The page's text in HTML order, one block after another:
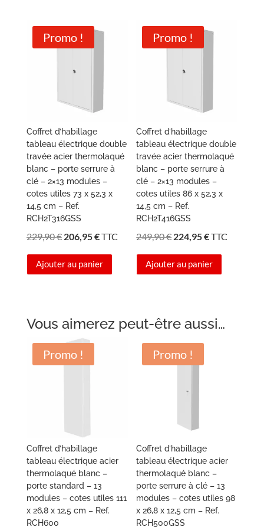
Promo !
Coffret d’habillage
tableau électrique double
travée acier thermolaqué
blanc – porte serrure à
clé – 2×13 modules –
cotes utiles 73 x 52,3 x
14,5 cm – Ref.
RCH2T316GSS
229,90€ Le
initial
206,95€Le
actuel
TTC
Ajouter au panier
Promo !
Coffret d’habillage
tableau électrique double
travée acier thermolaqué
blanc – porte serrure à
clé – 2×13 modules –
cotes utiles 86 x 52,3 x
14,5 cm – Ref.
RCH2T416GSS
249,90€ Le
initial
224,95€Le
actuel
TTC
Ajouter au panier
Vous aimerez peut-être aussi…
Promo !
Coffret d’habillage
tableau électrique acier
thermolaqué blanc –
porte standard – 13
modules – cotes utiles 111
x 26,8 x 12,5 cm – Ref.
RCH600
Promo !
Coffret d’habillage
tableau électrique acier
thermolaqué blanc –
porte serrure à clé – 13
modules – cotes utiles 98
x 26,8 x 12,5 cm – Ref.
RCH500GSS